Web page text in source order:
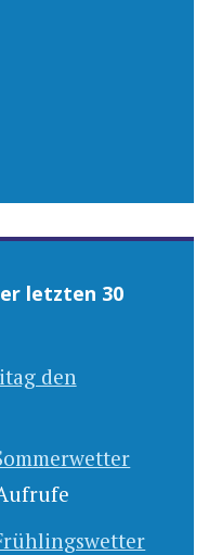
letzten 30
den